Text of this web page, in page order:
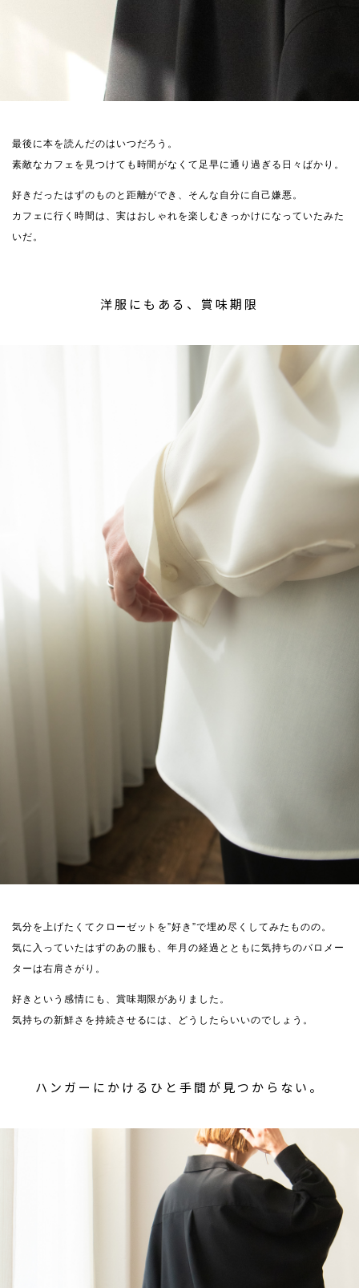
最後に本を読んだのはいつだろう。
素敵なカフェを見つけても時間がなくて足早に通り過ぎる日々ばかり。
好きだったはずのものと距離ができ、そんな自分に自己嫌悪。
カフェに行く時間は、実はおしゃれを楽しむきっかけになっていたみた
いだ。
洋服にもある、賞味期限
気分を上げたくてクローゼットを”好き”で埋め尽くしてみたものの。
気に入っていたはずのあの服も、年月の経過とともに気持ちのバロメー
ターは右肩さがり。
好きという感情にも、賞味期限がありました。
気持ちの新鮮さを持続させるには、どうしたらいいのでしょう。
ハンガーにかけるひと手間が見つからない。